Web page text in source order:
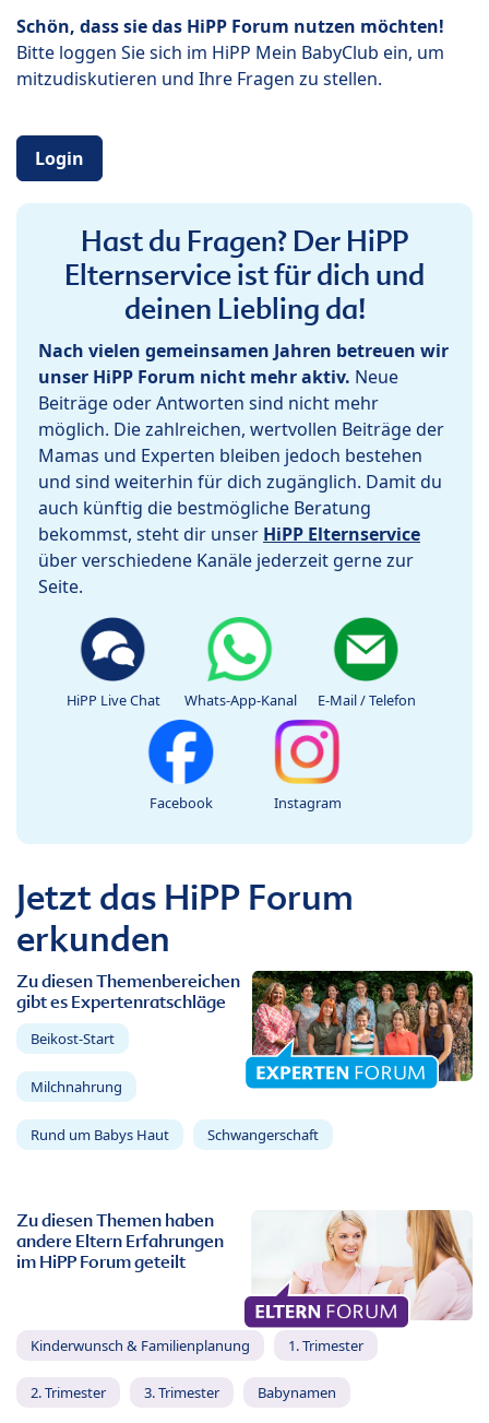
Schön, dass sie das HiPP Forum nutzen möchten!
Bitte loggen Sie sich im HiPP Mein BabyClub ein, um
mitzudiskutieren und Ihre Fragen zu stellen.
Login
Hast du Fragen? Der HiPP
Elternservice ist für dich und
deinen Liebling da!
Nach vielen gemeinsamen Jahren betreuen wir
unser HiPP Forum nicht mehr aktiv. Neue
Beiträge oder Antworten sind nicht mehr
möglich. Die zahlreichen, wertvollen Beiträge der
Mamas und Experten bleiben jedoch bestehen
und sind weiterhin für dich zugänglich. Damit du
auch künftig die bestmögliche Beratung
bekommst, steht dir unser HiPP Elternservice
über verschiedene Kanäle jederzeit gerne zur
Seite.
HiPP Live Chat Whats-App-Kanal E-Mail / Telefon
Facebook Instagram
Jetzt das HiPP Forum
erkunden
Zu diesen Themenbereichen
gibt es Expertenratschläge
Beikost-Start
Milchnahrung
Rund um Babys Haut Schwangerschaft
Zu diesen Themen haben
andere Eltern Erfahrungen
im HiPP Forum geteilt
Kinderwunsch & Familienplanung 1. Trimester
2. Trimester 3. Trimester Babynamen